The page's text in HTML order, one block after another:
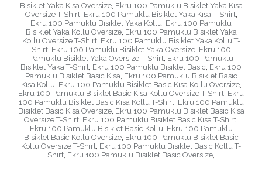
Bisiklet Yaka Kısa Oversize, Ekru 100 Pamuklu Bisiklet Yaka Kısa
Oversize T-Shirt, Ekru 100 Pamuklu Bisiklet Yaka Kısa T-Shirt,
Ekru 100 Pamuklu Bisiklet Yaka Kollu Ekru 100 Pamuklu
Bisiklet Yaka Kollu Oversize, Ekru 100 Pamuklu Bisiklet Yaka
Kollu Oversize T-Shirt, Ekru 100 Pamuklu Bisiklet Yaka Kollu T-
Shirt, Ekru 100 Pamuklu Bisiklet Yaka Oversize, Ekru 100
Pamuklu Bisiklet Yaka Oversize T-Shirt, Ekru 100 Pamuklu
Bisiklet Yaka T-Shirt Ekru 100 Pamuklu Bisiklet Basic Ekru 100
Pamuklu Bisiklet Basic Kısa Ekru 100 Pamuklu Bisiklet Basic
Kısa Kollu Ekru 100 Pamuklu Bisiklet Basic Kısa Kollu Oversize,
Ekru 100 Pamuklu Bisiklet Basic Kısa Kollu Oversize T-Shirt Ekru
100 Pamuklu Bisiklet Basic Kısa Kollu T-Shirt, Ekru 100 Pamuklu
Bisiklet Basic Kısa Oversize, Ekru 100 Pamuklu Bisiklet Basic Kısa
Oversize T-Shirt Ekru 100 Pamuklu Bisiklet Basic Kısa T-Shirt
Ekru 100 Pamuklu Bisiklet Basic Kollu Ekru 100 Pamuklu
Bisiklet Basic Kollu Oversize, Ekru 100 Pamuklu Bisiklet Basic
Kollu Oversize T-Shirt Ekru 100 Pamuklu Bisiklet Basic Kollu T-
Shirt Ekru 100 Pamuklu Bisiklet Basic Oversize